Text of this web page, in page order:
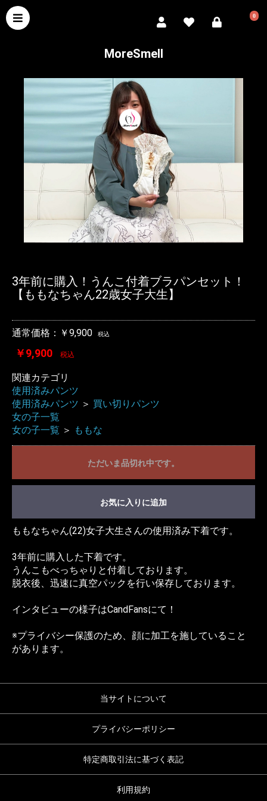
0
MoreSmell
3年前に購入！うんこ付着ブラパンセット！
【ももなちゃん22歳女子大生】
通常価格：￥9,900 税込
￥9,900 税込
関連カテゴリ
使用済みパンツ
使用済みパンツ ＞ 買い切りパンツ
女の子一覧
女の子一覧 ＞ ももな
ただいま品切れ中です。
お気に入りに追加
ももなちゃん(22)女子大生さんの使用済み下着です。
3年前に購入した下着です。
うんこもべっちゃりと付着しております。
脱衣後、迅速に真空パックを行い保存しております。
インタビューの様子はCandFansにて！
※プライバシー保護のため、顔に加工を施していること
があります。
当サイトについて
プライバシーポリシー
特定商取引法に基づく表記
利用規約